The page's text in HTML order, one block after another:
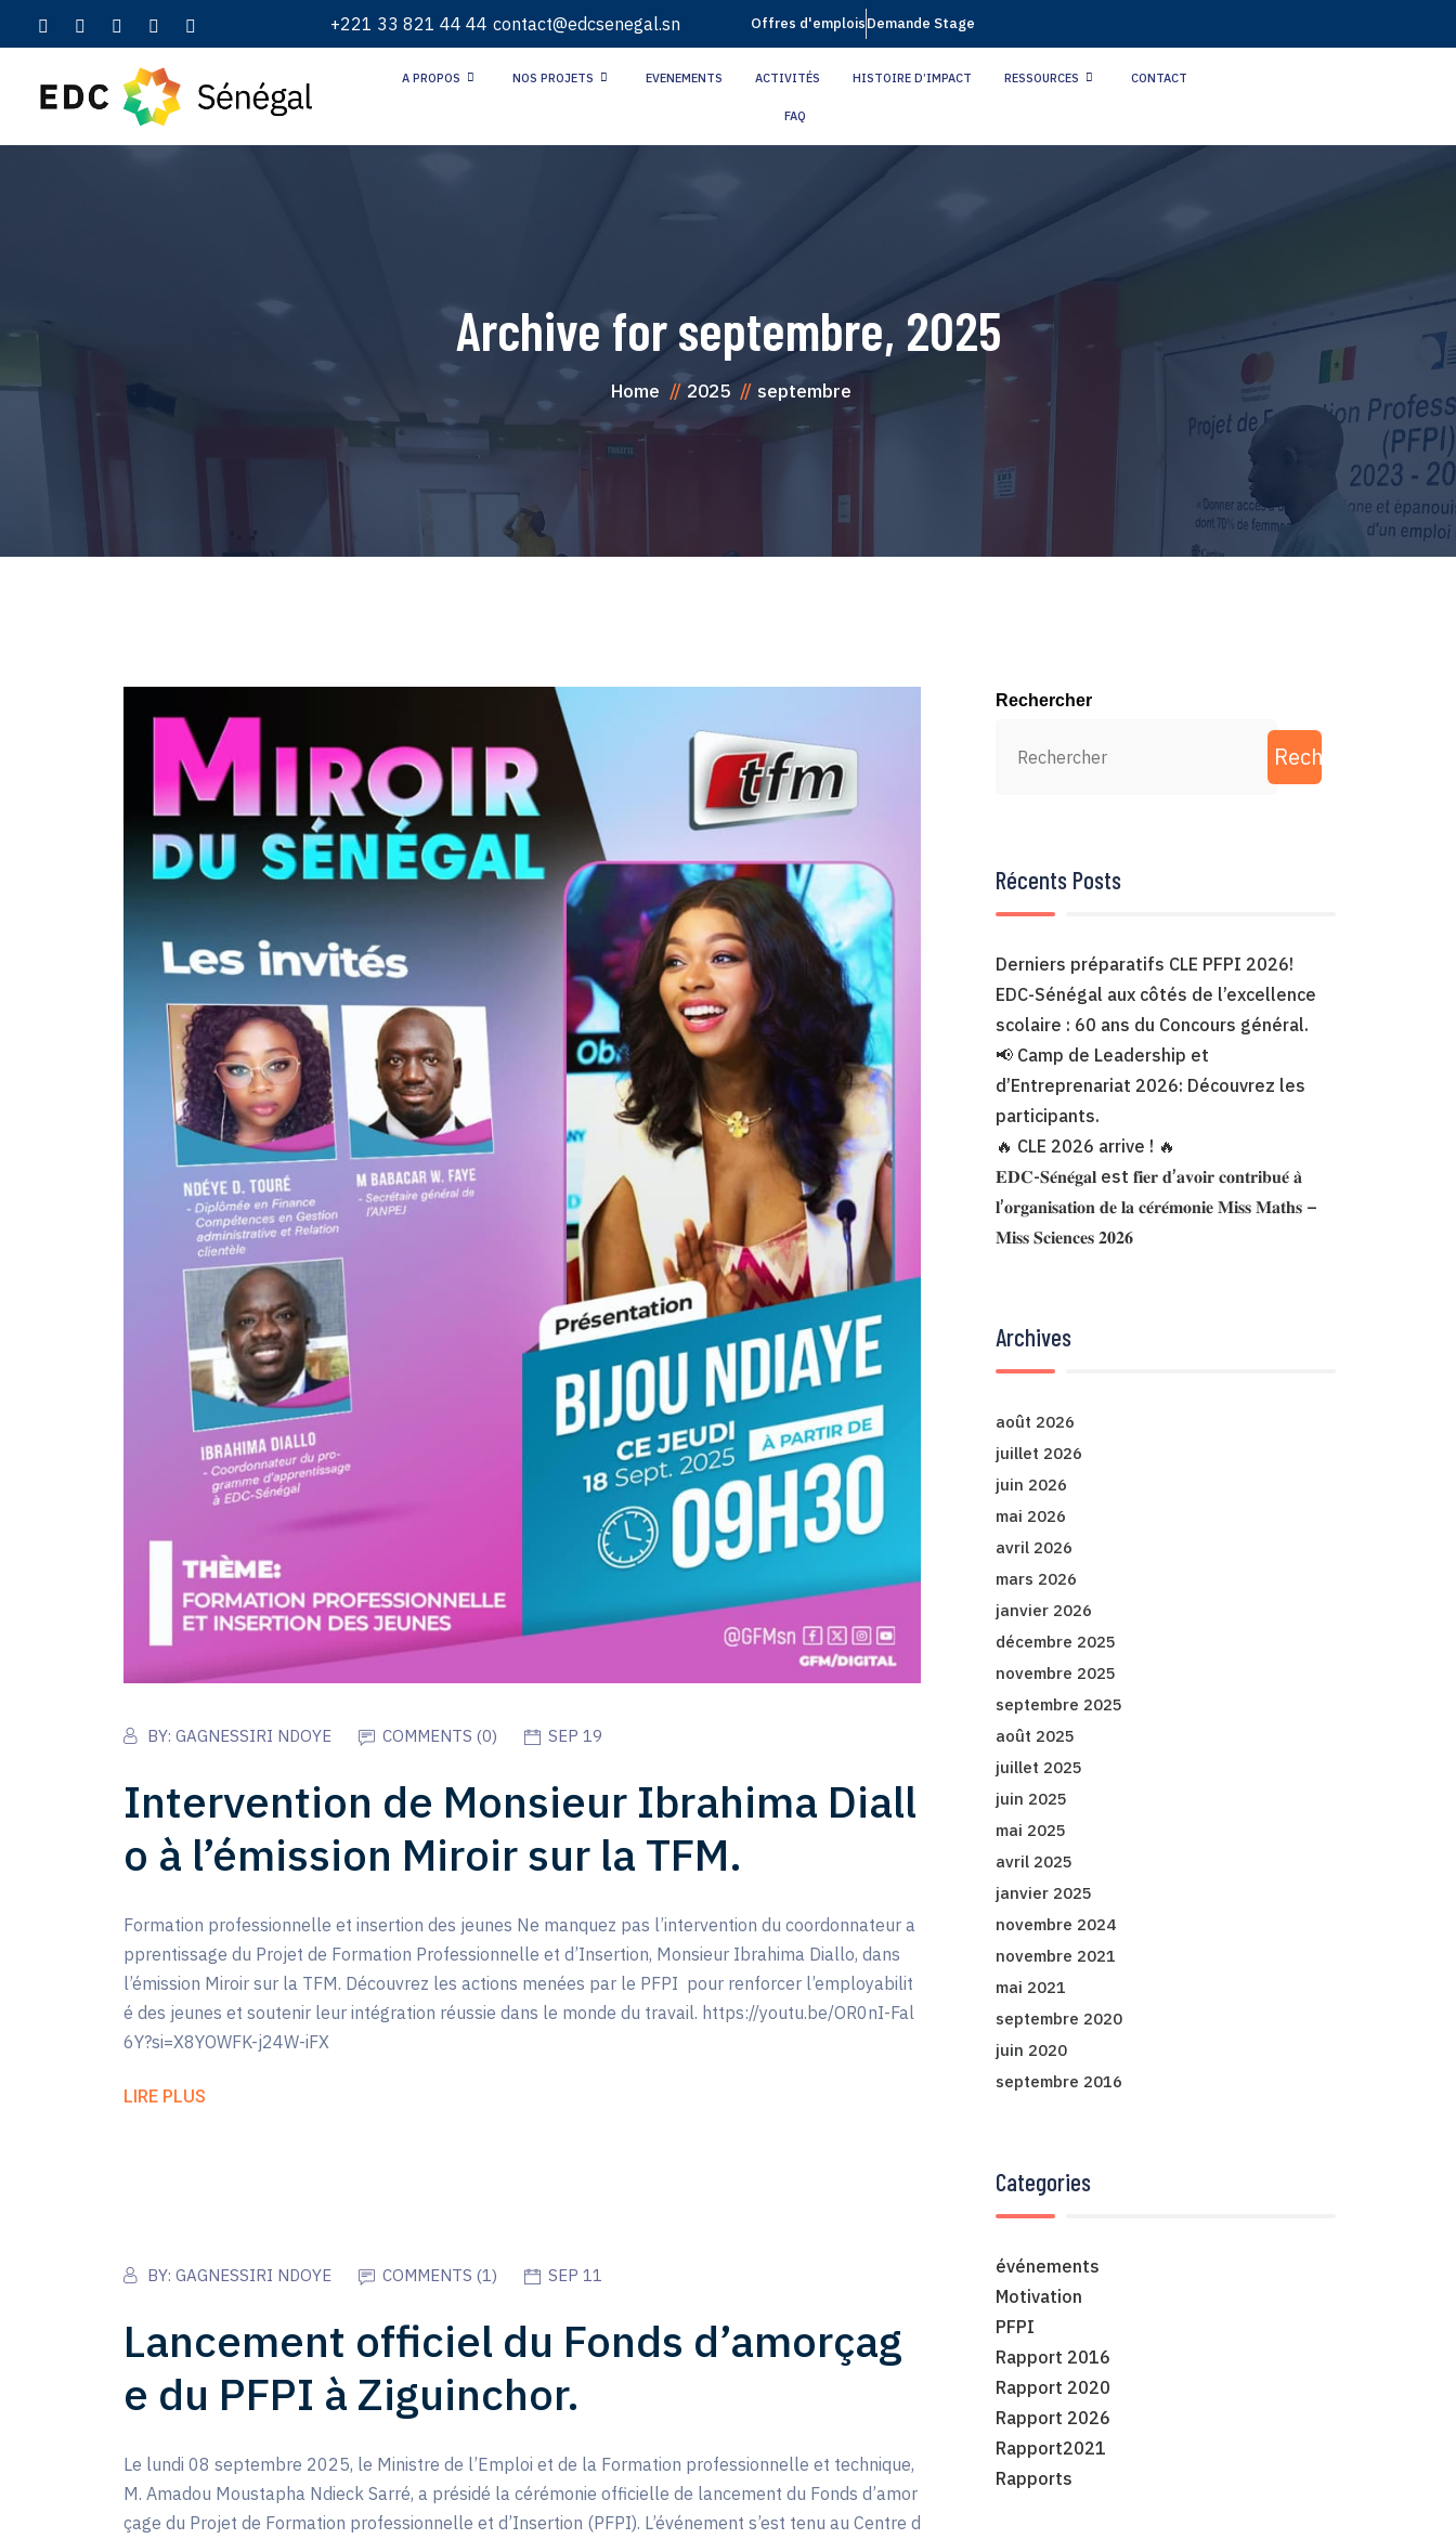
+221 33 821 44 44 contact@edcsenegal.sn Offres d'emploisDemande Stage
A PROPOS NOS PROJETS EVENEMENTS ACTIVITÉS HISTOIRE D’IMPACT RESSOURCES CONTACT
FAQ
Archive forseptembre, 2025
Home 2025 septembre
BY: GAGNESSIRI NDOYE COMMENTS (0) SEP 19
Intervention de Monsieur Ibrahima Diall
o à l’émission Miroir sur la TFM.
Formation professionnelle et insertion des jeunes Ne manquez pas l’intervention du coordonnateur a
pprentissage du Projet de Formation Professionnelle et d’Insertion, Monsieur Ibrahima Diallo, dans
l’émission Miroir sur la TFM. Découvrez les actions menées par le PFPI pour renforcer l’employabilit
é des jeunes et soutenir leur intégration réussie dans le monde du travail. https://youtu.be/OR0nI-Fal
6Y?si=X8YOWFK-j24W-iFX
LIRE PLUS
BY: GAGNESSIRI NDOYE COMMENTS (1) SEP 11
Lancement officiel du Fonds d’amorçag
e du PFPI à Ziguinchor.
Le lundi 08 septembre 2025, le Ministre de l’Emploi et de la Formation professionnelle et technique,
M. Amadou Moustapha Ndieck Sarré, a présidé la cérémonie officielle de lancement du Fonds d’amor
çage du Projet de Formation professionnelle et d’Insertion (PFPI). L’événement s’est tenu au Centre d
Rechercher
Rechercher
Récents Posts
Derniers préparatifs CLE PFPI 2026!
EDC-Sénégal aux côtés de l’excellence
scolaire : 60 ans du Concours général.
📢 Camp de Leadership et
d’Entreprenariat 2026: Découvrez les
participants.
🔥 CLE 2026 arrive ! 🔥
𝐄𝐃𝐂-𝐒𝐞́𝐧𝐞́𝐠𝐚𝐥 est 𝐟𝐢𝐞𝐫 𝐝’𝐚𝐯𝐨𝐢𝐫 𝐜𝐨𝐧𝐭𝐫𝐢𝐛𝐮𝐞́ 𝐚̀
𝐥’𝐨𝐫𝐠𝐚𝐧𝐢𝐬𝐚𝐭𝐢𝐨𝐧 𝐝𝐞 𝐥𝐚 𝐜𝐞́𝐫𝐞́𝐦𝐨𝐧𝐢𝐞 𝐌𝐢𝐬𝐬 𝐌𝐚𝐭𝐡𝐬 –
𝐌𝐢𝐬𝐬 𝐒𝐜𝐢𝐞𝐧𝐜𝐞𝐬 𝟐𝟎𝟐𝟔
Archives
août 2026
juillet 2026
juin 2026
mai 2026
avril 2026
mars 2026
janvier 2026
décembre 2025
novembre 2025
septembre 2025
août 2025
juillet 2025
juin 2025
mai 2025
avril 2025
janvier 2025
novembre 2024
novembre 2021
mai 2021
septembre 2020
juin 2020
septembre 2016
Categories
événements
Motivation
PFPI
Rapport 2016
Rapport 2020
Rapport 2026
Rapport2021
Rapports